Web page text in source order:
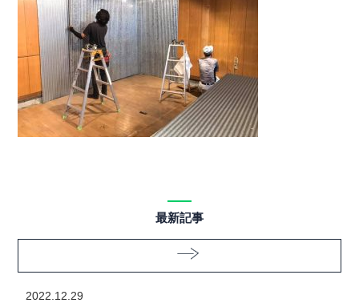
最新記事
2022.12.29